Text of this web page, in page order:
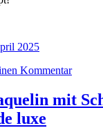
2025
Kommentar
mit
luxe